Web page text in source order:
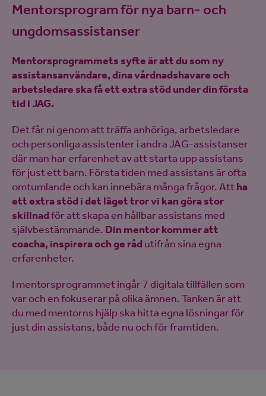
Mentorsprogram för nya barn- och
ungdomsassistanser
Mentorsprogrammets syfte är att du som ny
assistansanvändare, dina vårdnadshavare och
arbetsledare ska få ett extra stöd under din första
tid i JAG.
Det får ni genom att träffa anhöriga, arbetsledare
och personliga assistenter i andra JAG-assistanser
där man har erfarenhet av att starta upp assistans
för just ett barn. Första tiden med assistans är ofta
omtumlande och kan innebära många frågor. Attha
ett extra stöd i det läget tror vi kan göra stor
skillnadför att skapa en hållbar assistans med
självbestämmande. Din mentor kommer att
coacha, inspirera och ge rådutifrån sina egna
erfarenheter.
I mentorsprogrammet ingår 7 digitala tillfällen som
var och en fokuserar på olika ämnen. Tanken är att
du med mentorns hjälp ska hitta egna lösningar för
just din assistans, både nu och för framtiden.